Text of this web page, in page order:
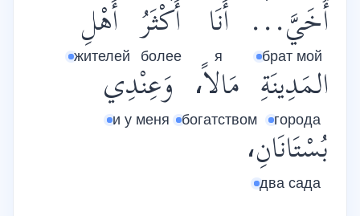
أُخَيَّ...
брат мой
أَنَا
я
أَكْثَرُ
более
أَهْلِ
жителей
المَدِينَةِ
города
مَالاً،
богатством
وَعِنْدِي
и у меня
بُسْتَانَانِ،
два сада